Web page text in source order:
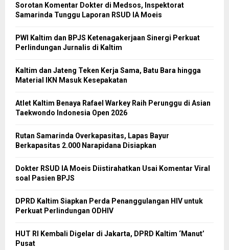
Sorotan Komentar Dokter di Medsos, Inspektorat
Samarinda Tunggu Laporan RSUD IA Moeis
PWI Kaltim dan BPJS Ketenagakerjaan Sinergi Perkuat
Perlindungan Jurnalis di Kaltim
Kaltim dan Jateng Teken Kerja Sama, Batu Bara hingga
Material IKN Masuk Kesepakatan
Atlet Kaltim Benaya Rafael Warkey Raih Perunggu di Asian
Taekwondo Indonesia Open 2026
Rutan Samarinda Overkapasitas, Lapas Bayur
Berkapasitas 2.000 Narapidana Disiapkan
Dokter RSUD IA Moeis Diistirahatkan Usai Komentar Viral
soal Pasien BPJS
DPRD Kaltim Siapkan Perda Penanggulangan HIV untuk
Perkuat Perlindungan ODHIV
HUT RI Kembali Digelar di Jakarta, DPRD Kaltim ‘Manut’
Pusat